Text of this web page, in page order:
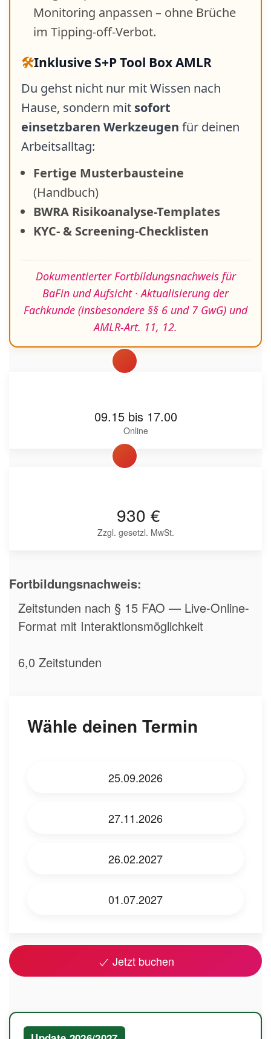
Monitoring anpassen – ohne Brüche
im Tipping-off-Verbot.
🛠️Inklusive S+P Tool Box AMLR
Du gehst nicht nur mit Wissen nach
Hause, sondern mit sofort
einsetzbaren Werkzeugen für deinen
Arbeitsalltag:
Fertige Musterbausteine
(Handbuch)
BWRA Risikoanalyse-Templates
KYC- & Screening-Checklisten
Dokumentierter Fortbildungsnachweis für
BaFin und Aufsicht · Aktualisierung der
Fachkunde (insbesondere §§ 6 und 7 GwG) und
AMLR‑Art. 11, 12.
09.15 bis 17.00
Online
930 €
Zzgl. gesetzl. MwSt.
Fortbildungsnachweis:
Zeitstunden nach § 15 FAO — Live-Online-
Format mit Interaktionsmöglichkeit
6,0 Zeitstunden
Wähle deinen Termin
25.09.2026
27.11.2026
26.02.2027
01.07.2027
Jetzt buchen